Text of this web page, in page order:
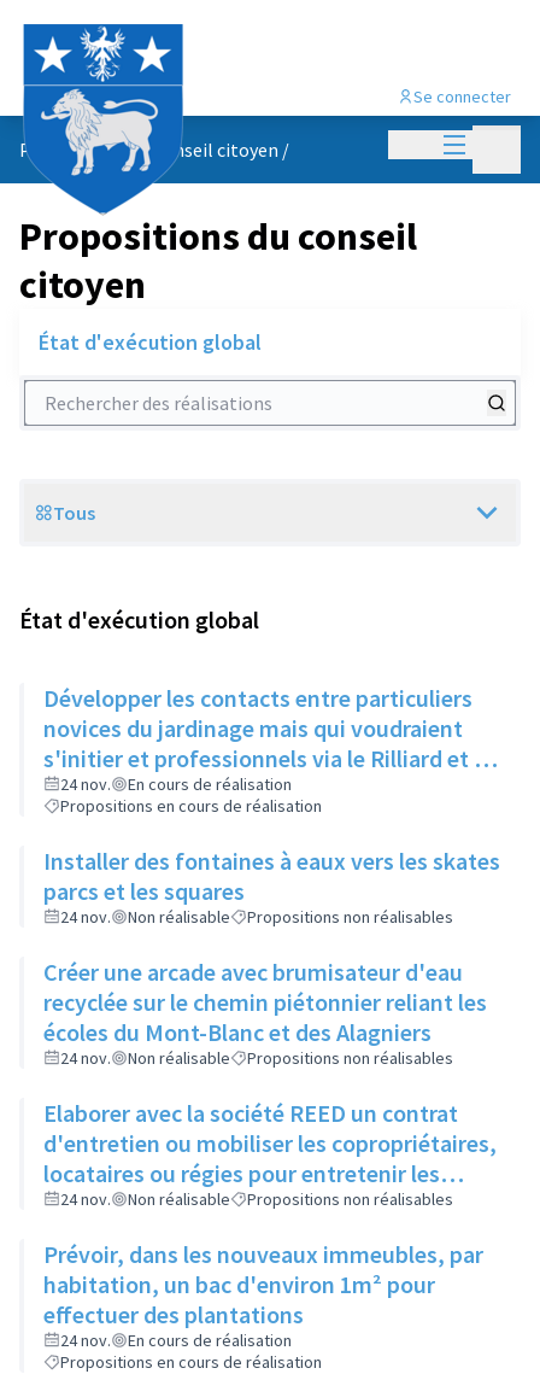
Menu
Se connecter
Propositions du conseil citoyen /
Propositions du conseil
citoyen
État d'exécution global
Rechercher des réalisations
Scope
Tous
État d'exécution global
Développer les contacts entre particuliers
novices du jardinage mais qui voudraient
s'initier et professionnels via le Rilliard et la
Maison de la Vie Locale
24 nov.
En cours de réalisation
Propositions en cours de réalisation
Installer des fontaines à eaux vers les skates
parcs et les squares
24 nov. Non réalisable Propositions non réalisables
Créer une arcade avec brumisateur d'eau
recyclée sur le chemin piétonnier reliant les
écoles du Mont-Blanc et des Alagniers
24 nov. Non réalisable Propositions non réalisables
Elaborer avec la société REED un contrat
d'entretien ou mobiliser les copropriétaires,
locataires ou régies pour entretenir les
espaces verts entre bâtiments
24 nov. Non réalisable Propositions non réalisables
Prévoir, dans les nouveaux immeubles, par
habitation, un bac d'environ 1m² pour
effectuer des plantations
24 nov.
En cours de réalisation
Propositions en cours de réalisation